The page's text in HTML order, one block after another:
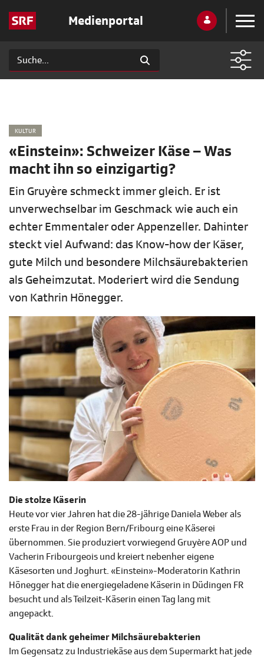
Medienportal
KULTUR
«Einstein»: Schweizer Käse – Was
macht ihn so einzigartig?
Ein Gruyère schmeckt immer gleich. Er ist
unverwechselbar im Geschmack wie auch ein
echter Emmentaler oder Appenzeller. Dahinter
steckt viel Aufwand: das Know-how der Käser,
gute Milch und besondere Milchsäurebakterien
als Geheimzutat. Moderiert wird die Sendung
von Kathrin Hönegger.
Die stolze Käserin
Heute vor vier Jahren hat die 28-jährige Daniela Weber als
erste Frau in der Region Bern/Fribourg eine Käserei
übernommen. Sie produziert vorwiegend Gruyère AOP und
Vacherin Fribourgeois und kreiert nebenher eigene
Käsesorten und Joghurt. «Einstein»-Moderatorin Kathrin
Hönegger hat die energiegeladene Käserin in Düdingen FR
besucht und als Teilzeit-Käserin einen Tag lang mit
angepackt.
Qualität dank geheimer Milchsäurebakterien
Im Gegensatz zu Industriekäse aus dem Supermarkt hat jede